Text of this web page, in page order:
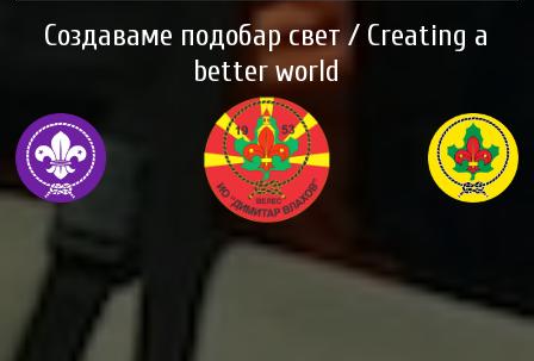
Создаваме подобар свет / Creating a
better world